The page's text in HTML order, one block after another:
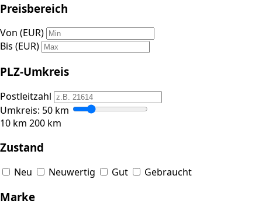
Preisbereich
Von (EUR)
Bis (EUR)
PLZ-Umkreis
Postleitzahl
Umkreis: 50 km
10 km 200 km
Zustand
Neu Neuwertig Gut Gebraucht
Marke